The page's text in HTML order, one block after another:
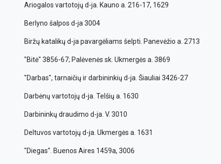
Ariogalos vartotojų d-ja. Kauno a. 216-17, 1629
Berlyno šalpos d-ja 3004
Biržų katalikų d-ja pavargėliams šelpti. Panevėžio a. 2713
"Bitė" 3856-67; Palėvenės sk. Ukmergės a. 3869
"Darbas", tarnaičių ir darbininkių d-ja. Šiauliai 3426-27
Darbėnų vartotojų d-ja. Telšių a. 1630
Darbininkų draudimo d-ja. V. 3010
Deltuvos vartotojų d-ja. Ukmergės a. 1631
"Diegas". Buenos Aires 1459a, 3006